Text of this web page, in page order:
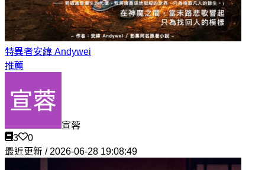
特異者安緯 Andywei
推薦
宣蓉
3
0
最近更新 / 2026-06-28 19:08:49